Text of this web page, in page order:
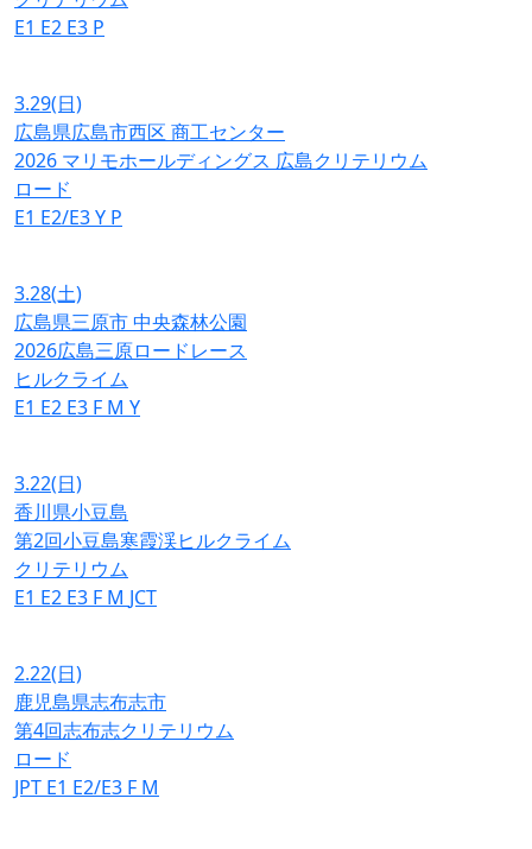
E1 E2 E3 P
3.29(日)
広島県広島市西区 商工センター
2026 マリモホールディングス 広島クリテリウム
ロード
E1 E2/E3Y P
3.28(土)
広島県三原市 中央森林公園
2026広島三原ロードレース
ヒルクライム
E1 E2 E3 F M Y
3.22(日)
香川県小豆島
第2回小豆島寒霞渓ヒルクライム
クリテリウム
E1 E2 E3 F M JCT
2.22(日)
鹿児島県志布志市
第4回志布志クリテリウム
ロード
JPT E1 E2/E3 F M